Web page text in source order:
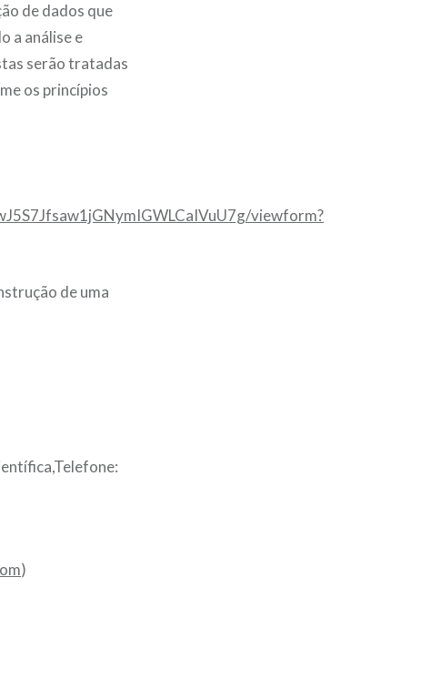
de dados que
a análise e
serão tratadas
os princípios
viewform?
de uma
)